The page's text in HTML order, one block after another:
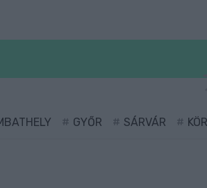
GYŐR SÁRVÁR